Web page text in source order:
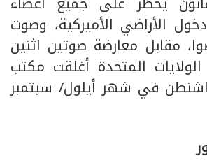
الأراضي الأميركية، وصوت
422 عضوا، مقابل معارضة صوتين اثنين
المتحدة أغلقت مكتب
في شهر أيلول/ سبتمبر